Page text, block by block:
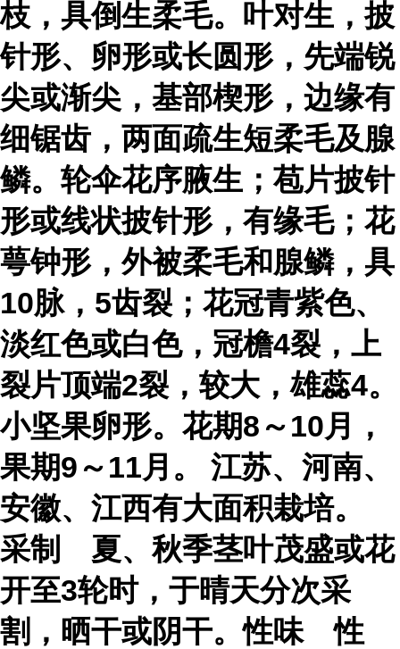
枝，具倒生柔毛。叶对生，披
针形、卵形或长圆形，先端锐
尖或渐尖，基部楔形，边缘有
细锯齿，两面疏生短柔毛及腺
鳞。轮伞花序腋生；苞片披针
形或线状披针形，有缘毛；花
萼钟形，外被柔毛和腺鳞，具
10脉，5齿裂；花冠青紫色、
淡红色或白色，冠檐4裂，上
裂片顶端2裂，较大，雄蕊4。
小坚果卵形。花期8～10月，
果期9～11月。 江苏、河南、
安徽、江西有大面积栽培。
采制 夏、秋季茎叶茂盛或花
开至3轮时，于晴天分次采
割，晒干或阴干。性味 性